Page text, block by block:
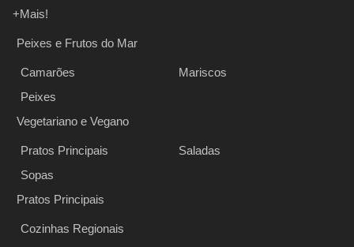
+Mais!
Peixes e Frutos do Mar
Camarões
Mariscos
Peixes
Vegetariano e Vegano
Pratos Principais
Saladas
Sopas
Pratos Principais
Cozinhas Regionais